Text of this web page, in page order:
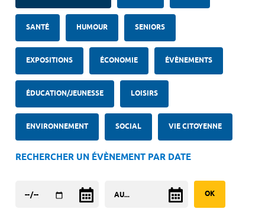
SANTÉ HUMOUR SENIORS
EXPOSITIONS ÉCONOMIE ÉVÈNEMENTS
ÉDUCATION/JEUNESSE LOISIRS
ENVIRONNEMENT SOCIAL VIE CITOYENNE
RECHERCHER UN ÉVÈNEMENT PAR DATE